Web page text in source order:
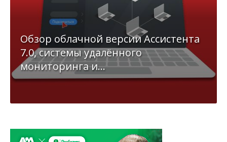
Обзор облачной версии Ассистента
7.0, системы удалённого
мониторинга и...